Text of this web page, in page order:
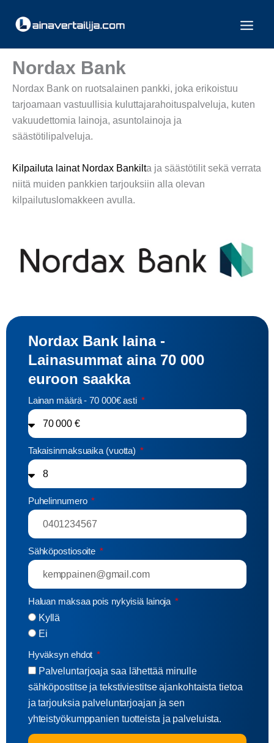
sisältöön
Nordax Bank
Nordax Bank on ruotsalainen pankki, joka erikoistuu
tarjoamaan vastuullisia kuluttajarahoituspalveluja, kuten
vakuudettomia lainoja, asuntolainoja ja
säästötilipalveluja.
Kilpailuta lainatNordax Bankilta ja säästötilit sekä verrata
niitä muiden pankkien tarjouksiin alla olevan
kilpailutuslomakkeen avulla.
Nordax Bank laina -
Lainasummat aina 70 000
euroon saakka
Lainan määrä - 70 000€ asti
Takaisinmaksuaika (vuotta)
Puhelinnumero
Sähköpostiosoite
Haluan maksaa pois nykyisiä lainoja
Kyllä
Ei
Hyväksyn ehdot
Palveluntarjoaja saa lähettää minulle
sähköpostitse ja tekstiviestitse ajankohtaista tietoa
ja tarjouksia palveluntarjoajan ja sen
yhteistyökumppanien tuotteista ja palveluista.